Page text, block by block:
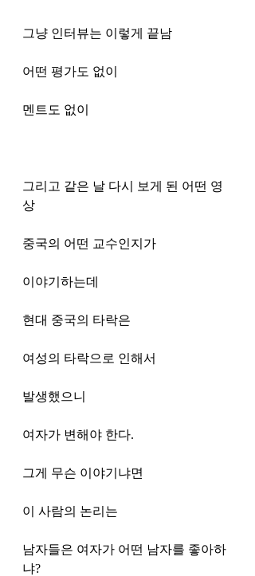
그냥 인터뷰는 이렇게 끝남
어떤 평가도 없이
멘트도 없이
그리고 같은 날 다시 보게 된 어떤 영
상
중국의 어떤 교수인지가
이야기하는데
현대 중국의 타락은
여성의 타락으로 인해서
발생했으니
여자가 변해야 한다.
그게 무슨 이야기냐면
이 사람의 논리는
남자들은 여자가 어떤 남자를 좋아하
냐?